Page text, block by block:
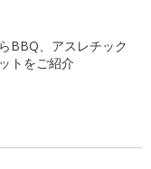
BBQ、アスレチック
トをご紹介